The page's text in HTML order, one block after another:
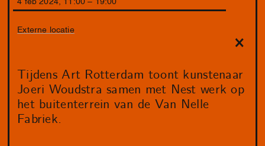
Externe locatie
Tijdens Art Rotterdam toont kunstenaar
Joeri Woudstra samen met Nest werk op
het buitenterrein van de Van Nelle
Fabriek.